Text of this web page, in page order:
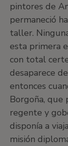
pintores de
permaneció
taller.
esta primera
con total
desaparece
entonces
Borgoña, que
regente y
disponía a
misión